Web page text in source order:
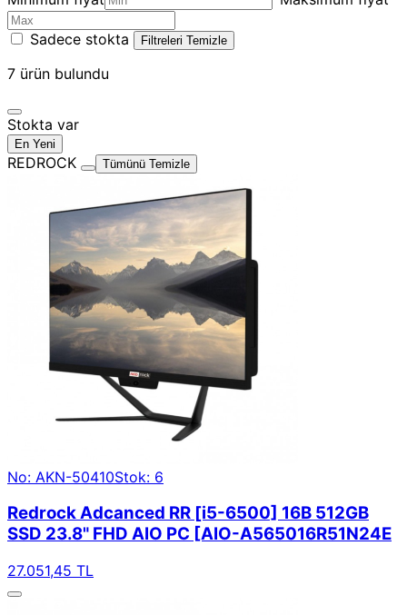
Sadece stokta Filtreleri Temizle
7 ürün bulundu
Stokta var
En Yeni
REDROCK Tümünü Temizle
No: AKN-50410Stok: 6
Redrock Adcanced RR [i5-6500] 16B 512GB
SSD 23.8" FHD AIO PC [AIO-A565016R51N24E
27.051,45 TL